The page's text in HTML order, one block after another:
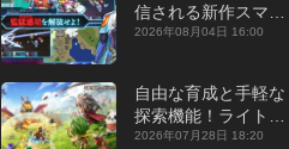
信される新作スマホ
ゲームをまとめてお
2026年08月04日 16:00
自由な育成と手軽な
探索機能！ライトカ
ジュアルMMORPG
2026年07月28日 18:20